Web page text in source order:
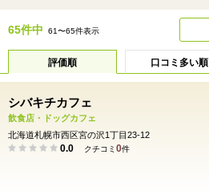
65件中 61〜65件表示
評価順 口コミ多い順
シバキチカフェ
飲食店・ドッグカフェ
北海道札幌市西区宮の沢1丁目23-12
0.0 クチコミ 0件